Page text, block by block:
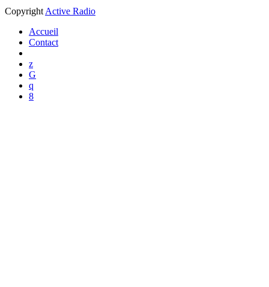
Copyright Active Radio
Accueil
Contact